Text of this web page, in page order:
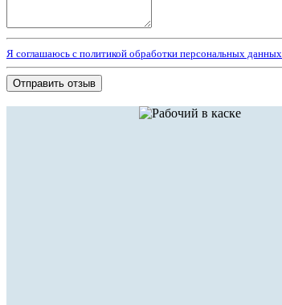
Я соглашаюсь с политикой обработки персональных данных
Отправить отзыв